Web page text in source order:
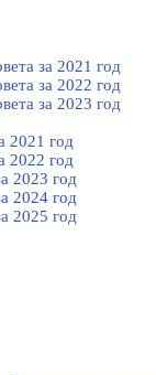
за 2021 год
за 2022 год
за 2023 год
2021 год
2022 год
2023 год
2024 год
2025 год